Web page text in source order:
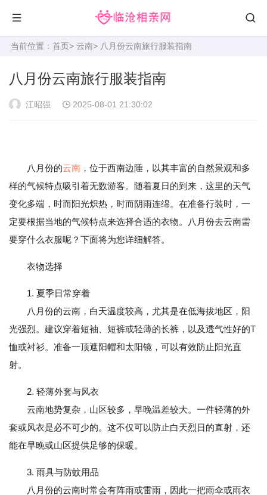
当前位置： 首页> 云南> 八月份云南旅行服装指南
八月份云南旅行服装指南
江昭强 2025-08-01 21:30:02
八月份的云南 ，位于西南边陲，以其丰富的自然景观和多
样的气候特点吸引着无数游客。随着夏日的到来，这里的天气
变化多端，时而阳光炽热，时而阴雨连绵。在准备行装时，一
定要根据当地的气候特点来选择合适的衣物。八月份去云南需
要穿什么衣服呢？下面将为您详细解答。
衣物选择
1. 夏季日常穿着
八月份的云南，白天温度较高，尤其是在低海拔地区，阳
光强烈。建议穿着短袖、短裤或轻薄的长裤，以及透气性好的T
恤或衬衫。准备一顶遮阳帽和太阳镜，可以有效防止阳光直
射。
2. 轻薄外套与风衣
云南地势复杂，山区较多，早晚温差较大。一件轻薄的外
套或风衣是必不可少的。这不仅可以防止白天烈日的直射，还
能在早晚或山区提供足够的保暖。
3. 雨具与防蚊用品
八月份的云南时常会有阵雨或雷雨，因此一把雨伞或雨衣